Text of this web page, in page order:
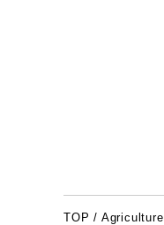
TOP / Agriculture